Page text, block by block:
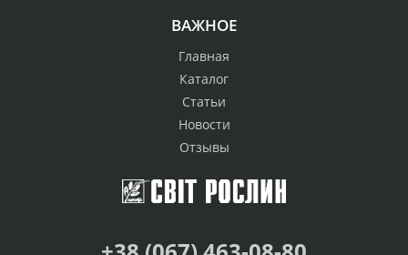
ВАЖНОЕ
Главная
Каталог
Статьи
Новости
Отзывы